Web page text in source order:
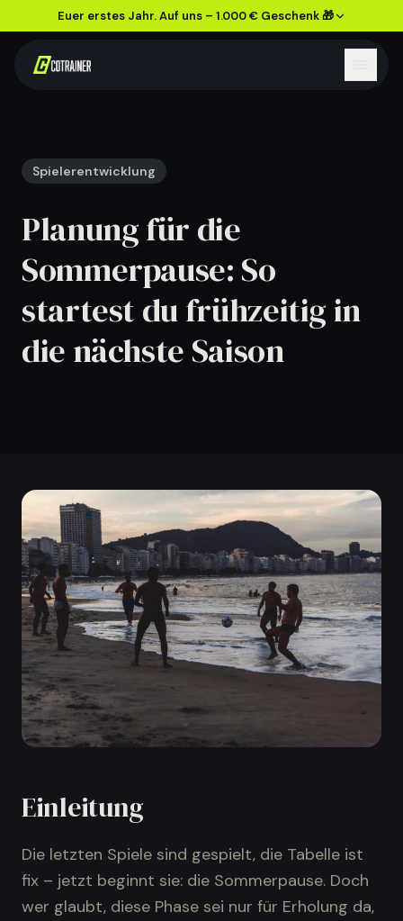
Euer erstes Jahr. Auf uns – 1.000 € Geschenk 🎁
Spielerentwicklung
Planung für die
Sommerpause: So
startest du frühzeitig in
die nächste Saison
Einleitung
Die letzten Spiele sind gespielt, die Tabelle ist
fix – jetzt beginnt sie: die Sommerpause. Doch
wer glaubt, diese Phase sei nur für Erholung da,